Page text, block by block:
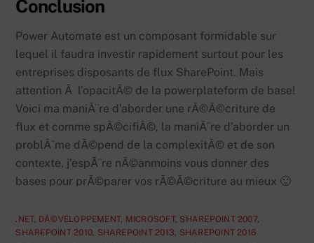
Conclusion
Power Automate est un composant formidable sur
lequel il faudra investir rapidement surtout pour les
entreprises disposants de flux SharePoint. Mais
attention Ã l’opacitÃ© de la powerplateform de base!
Voici ma maniÃ¨re d’aborder une rÃ©Ã©criture de
flux et comme spÃ©cifiÃ©, la maniÃ¨re d’aborder un
problÃ¨me dÃ©pend de la complexitÃ© et de son
contexte, j’espÃ¨re nÃ©anmoins vous donner des
bases pour prÃ©parer vos rÃ©Ã©criture au mieux 🙂
.NET, DÃ©VELOPPEMENT, MICROSOFT, SHAREPOINT 2007,
SHAREPOINT 2010, SHAREPOINT 2013, SHAREPOINT 2016